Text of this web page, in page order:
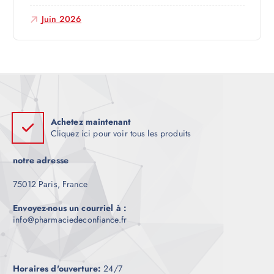
Juin 2026
Achetez maintenant
Cliquez ici pour voir tous les produits
notre adresse
75012 Paris, France
Envoyez-nous un courriel à :
info@pharmaciedeconfiance.fr
Horaires d'ouverture: 24/7